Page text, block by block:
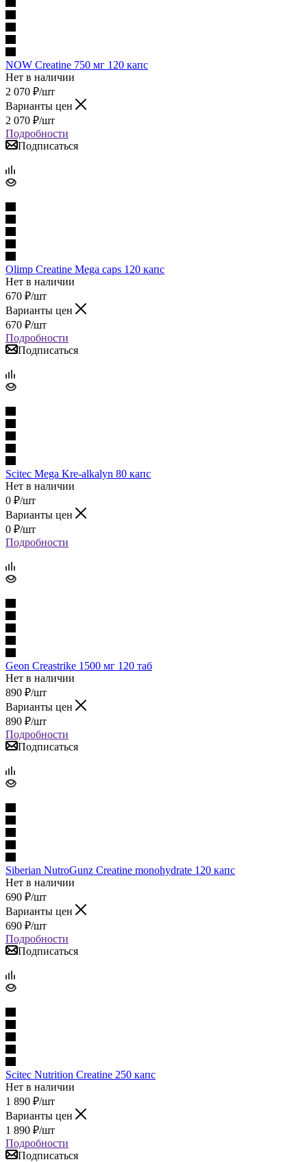
NOW Creatine 750 мг 120 капс
Нет в наличии
2 070 ₽/шт
Варианты цен
2 070 ₽/шт
Подробности
Подписаться
Olimp Creatine Mega caps 120 капс
Нет в наличии
670 ₽/шт
Варианты цен
670 ₽/шт
Подробности
Подписаться
Scitec Mega Kre-alkalyn 80 капс
Нет в наличии
0 ₽/шт
Варианты цен
0 ₽/шт
Подробности
Geon Creastrike 1500 мг 120 таб
Нет в наличии
890 ₽/шт
Варианты цен
890 ₽/шт
Подробности
Подписаться
Siberian NutroGunz Creatine monohydrate 120 капс
Нет в наличии
690 ₽/шт
Варианты цен
690 ₽/шт
Подробности
Подписаться
Scitec Nutrition Creatine 250 капс
Нет в наличии
1 890 ₽/шт
Варианты цен
1 890 ₽/шт
Подробности
Подписаться